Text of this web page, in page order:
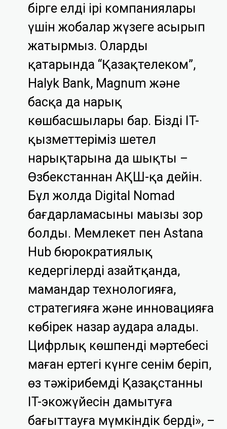
бірге елдің ірі компаниялары
үшін жобалар жүзеге асырып
жатырмыз. Олардың
қатарында “Қазақтелеком”,
Halyk Bank, Magnum және
басқа да нарық
көшбасшылары бар. Біздің IT-
қызметтеріміз шетел
нарықтарына да шықты –
Өзбекстаннан АҚШ-қа дейін.
Бұл жолда Digital Nomad
бағдарламасының маңызы зор
болды. Мемлекет пен Astana
Hub бюрократиялық
кедергілерді азайтқанда,
мамандар технологияға,
стратегияға және инновацияға
көбірек назар аудара алады.
Цифрлық көшпенді мәртебесі
маған ертеңгі күнге сенім беріп,
өз тәжірибемді Қазақстанның
IT-экожүйесін дамытуға
бағыттауға мүмкіндік берді», –